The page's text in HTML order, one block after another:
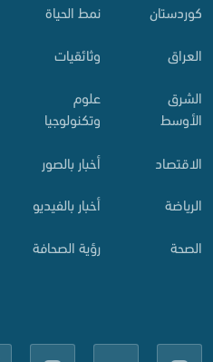
کوردستان
العراق
الشرق
الأوسط
الاقتصاد
الرياضة
الصحة
نمط الحياة
وثائقيات
علوم
وتكنولوجيا
أخبار بالصور
أخبار بالفيديو
رؤية الصحافة